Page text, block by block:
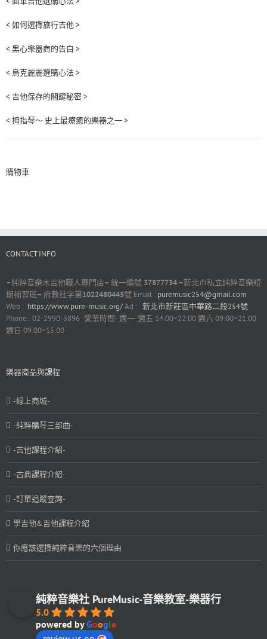
< 如何選擇旅行吉他 >
< 黑心樂器商的告白 >
< 烏克麗麗選購心法 >
< 吉他保存的關鍵秘密 >
< 拇指琴～ 史上最療癒的樂器之一 >
購物車
CONTACT INFO
–純粹音樂木吉他職人專門店– 統一編號 37877734 –新北市私立純粹音樂短
期補習班– 府教社字第1022480445號 Email : puremusic254@gmail.com
Web : https://www.pure-music.org/Ad : 新北市新莊區中華路二段254號
Phone: 02-2990-3896 -營業時間- 週一-週五 14:00~22:00 週六 09:00~21:00
週日 09:00~15:00
樂器商品與課程
-線上商城-
-純粹購琴三部曲-
-吉他課程介紹-
-古典課程介紹-
-訂單追蹤查詢-
學吉他&吉他課程介紹
你應該選擇純粹音樂的六個理由
純粹音樂社 PureMusic-音樂教室-樂器行
5.0
powered byGoogle